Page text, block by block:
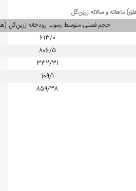
حجم فصلی متوسط رسوب رودخانه زرین‌گل
613/0
806/5
332/31
109/1
859/38